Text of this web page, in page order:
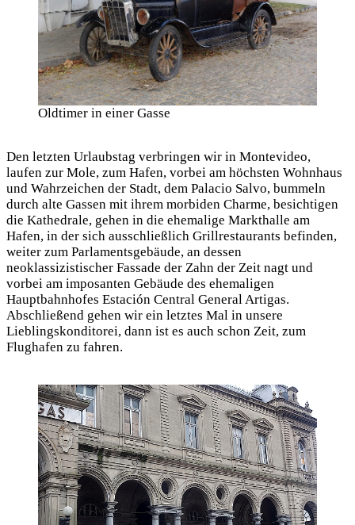
Oldtimer in einer Gasse
Den letzten Urlaubstag verbringen wir in Montevideo,
laufen zur Mole, zum Hafen, vorbei am höchsten Wohnhaus
und Wahrzeichen der Stadt, dem Palacio Salvo, bummeln
durch alte Gassen mit ihrem morbiden Charme, besichtigen
die Kathedrale, gehen in die ehemalige Markthalle am
Hafen, in der sich ausschließlich Grillrestaurants befinden,
weiter zum Parlamentsgebäude, an dessen
neoklassizistischer Fassade der Zahn der Zeit nagt und
vorbei am imposanten Gebäude des ehemaligen
Hauptbahnhofes Estación Central General Artigas.
Abschließend gehen wir ein letztes Mal in unsere
Lieblingskonditorei, dann ist es auch schon Zeit, zum
Flughafen zu fahren.